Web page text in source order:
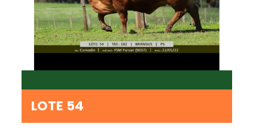
LOTE 54